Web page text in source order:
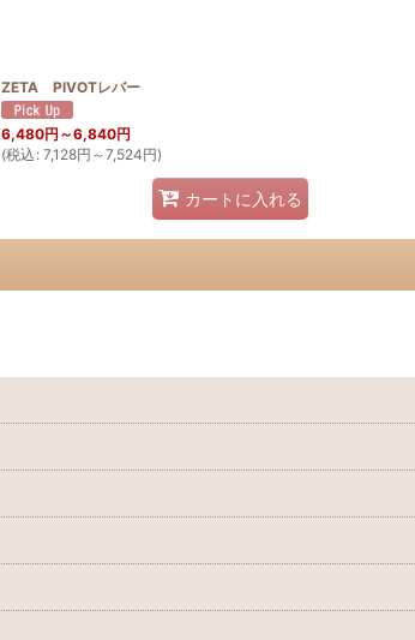
ZETA PIVOTレバー
6,480円 ～6,840円
(税込 : 7,128円 ～7,524円)
カートに入れる